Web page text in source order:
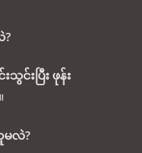
သွင်းပြီး ဖုန်း
။
လဲ?